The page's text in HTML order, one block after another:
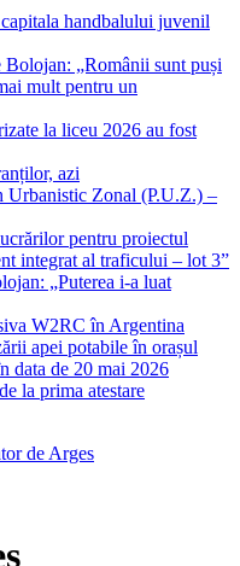
handbalului juvenil
„Românii sunt puși
mult pentru un
la liceu 2026 au fost
azi
Urbanistic Zonal (P.U.Z.) –
pentru proiectul
integrat al traficului – lot 3”
„Puterea i-a luat
W2RC în Argentina
apei potabile în orașul
data de 20 mai 2026
la prima atestare
de Arges